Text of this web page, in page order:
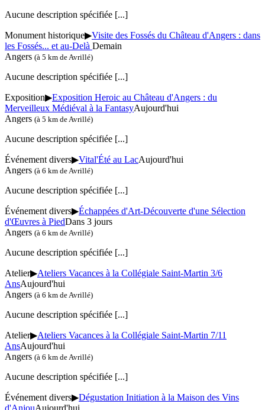
Aucune description spécifiée [...]
Monument historique▶Visite des Fossés du Château d'Angers : dans
les Fossés... et au-Delà Demain
Angers (à 5 km de Avrillé)
Aucune description spécifiée [...]
Exposition▶Exposition Heroic au Château d'Angers : du
Merveilleux Médiéval à la FantasyAujourd'hui
Angers (à 5 km de Avrillé)
Aucune description spécifiée [...]
Événement divers▶Vital'Été au LacAujourd'hui
Angers (à 6 km de Avrillé)
Aucune description spécifiée [...]
Événement divers▶Échappées d'Art-Découverte d'une Sélection
d'Œuvres à PiedDans 3 jours
Angers (à 6 km de Avrillé)
Aucune description spécifiée [...]
Atelier▶Ateliers Vacances à la Collégiale Saint-Martin 3/6
AnsAujourd'hui
Angers (à 6 km de Avrillé)
Aucune description spécifiée [...]
Atelier▶Ateliers Vacances à la Collégiale Saint-Martin 7/11
AnsAujourd'hui
Angers (à 6 km de Avrillé)
Aucune description spécifiée [...]
Événement divers▶Dégustation Initiation à la Maison des Vins
d'AnjouAujourd'hui